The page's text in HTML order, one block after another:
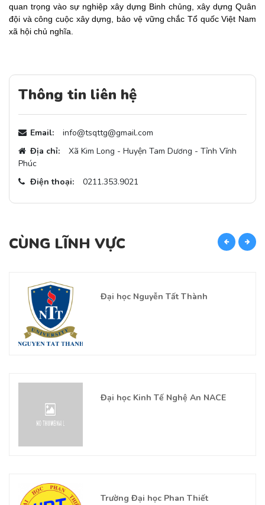
quan trọng vào sự nghiệp xây dựng Binh chủng, xây dựng Quân
đội và công cuộc xây dựng, bảo vệ vững chắc Tổ quốc Việt Nam
xã hội chủ nghĩa.
Thông tin liên hệ
Email:
info@tsqttg@gmail.com
Địa chỉ:
Xã Kim Long - Huyện Tam Dương - Tỉnh Vĩnh
Phúc
Điện thoại:
0211.353.9021
CÙNG LĨNH VỰC
Đại học Nguyễn Tất Thành
Đại học Kinh Tế Nghệ An NACE
Trường Đại học Phan Thiết